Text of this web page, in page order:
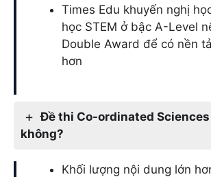
Times Edu khuyến nghị
học STEM ở bậc A-Level
Double Award để có nền
hơn
Đề thi Co-ordinated
không?
Khối lượng nội dung lớn